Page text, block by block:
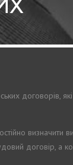
договорів,
договір, а